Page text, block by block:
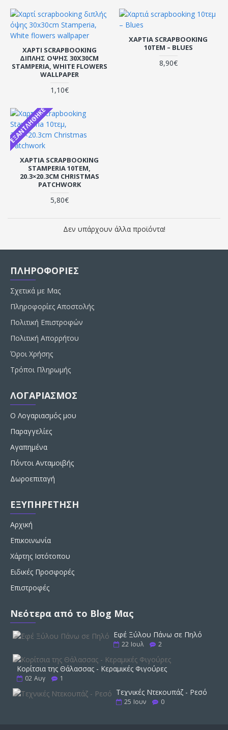
ΧΑΡΤΊ SCRAPBOOKING
ΔΙΠΛΉΣ ΌΨΗΣ 30X30CM
STAMPERIA, WHITE FLOWERS
WALLPAPER
1,10€
ΧΑΡΤΙΆ SCRAPBOOKING
10ΤΕΜ – BLUES
8,90€
ΕΞΑΝΤΛΉΘΗΚΕ
ΧΑΡΤΙΆ SCRAPBOOKING
STAMPERIA 10ΤΕΜ,
20.3×20.3CM CHRISTMAS
PATCHWORK
5,80€
Δεν υπάρχουν άλλα προϊόντα!
ΠΛΗΡΟΦΟΡΙΕΣ
Σχετικά με Μας
Πληροφορίες Αποστολής
Πολιτική Επιστροφών
Πολιτική Απορρήτου
Όροι Χρήσης
Τρόποι Πληρωμής
ΛΟΓΑΡΙΑΣΜΟΣ
Ο Λογαριασμός μου
Παραγγελίες
Αγαπημένα
Πόντοι Ανταμοιβής
Δωροεπιταγή
ΕΞΥΠΗΡΕΤΗΣΗ
Αρχική
Επικοινωνία
Χάρτης Ιστότοπου
Ειδικές Προσφορές
Επιστροφές
Νεότερα από το Blog Μας
Εφέ Ξύλου Πάνω σε Πηλό
22 Ιουλ 2
Κορίτσια της Θάλασσας - Κεραμικές Φιγούρες
02 Αυγ 1
Τεχνικές Ντεκουπάζ - Ρεσό
25 Ιουν 0